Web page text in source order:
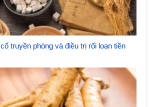
truyền phòng và điều trị rối loạn tiền